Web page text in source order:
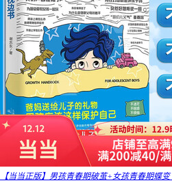
【当当正版】男孩青春期破茧+女孩青春期蝶